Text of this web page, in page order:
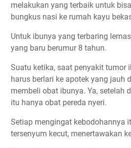
melakukan yang terbaik untuk
bungkus nasi ke rumah kayu
Untuk ibunya yang terbaring
yang baru berumur 8 tahun.
Suatu ketika, saat penyakit tumor
harus berlari ke apotek yang jauh
membeli obat ibunya. Ya, setelah
itu hanya obat pereda nyeri.
Setiap mengingat kebodohannya
tersenyum kecut, menertawakan